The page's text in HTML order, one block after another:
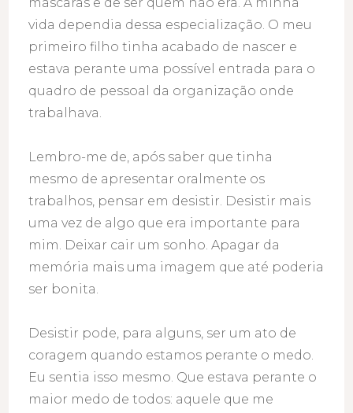
vida dependia dessa especialização. O meu
primeiro filho tinha acabado de nascer e
estava perante uma possível entrada para o
quadro de pessoal da organização onde
trabalhava.
Lembro-me de, após saber que tinha
mesmo de apresentar oralmente os
trabalhos, pensar em desistir. Desistir mais
uma vez de algo que era importante para
mim. Deixar cair um sonho. Apagar da
memória mais uma imagem que até poderia
ser bonita.
Desistir pode, para alguns, ser um ato de
coragem quando estamos perante o medo.
Eu sentia isso mesmo. Que estava perante o
maior medo de todos: aquele que me